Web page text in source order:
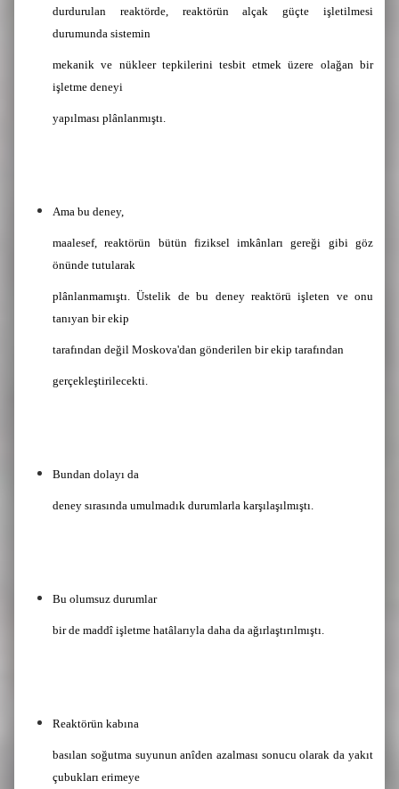
durdurulan reaktörde, reaktörün alçak güçte işletilmesi
durumunda sistemin
mekanik ve nükleer tepkilerini tesbit etmek üzere olağan bir
işletme deneyi
yapılması plânlanmıştı.
Ama bu deney,
maalesef, reaktörün bütün fiziksel imkânları gereği gibi göz
önünde tutularak
plânlanmamıştı. Üstelik de bu deney reaktörü işleten ve onu
tanıyan bir ekip
tarafından değil Moskova'dan gönderilen bir ekip tarafından
gerçekleştirilecekti.
Bundan dolayı da
deney sırasında umulmadık durumlarla karşılaşılmıştı.
Bu olumsuz durumlar
bir de maddî işletme hatâlarıyla daha da ağırlaştırılmıştı.
Reaktörün kabına
basılan soğutma suyunun anîden azalması sonucu olarak da yakıt
çubukları erimeye